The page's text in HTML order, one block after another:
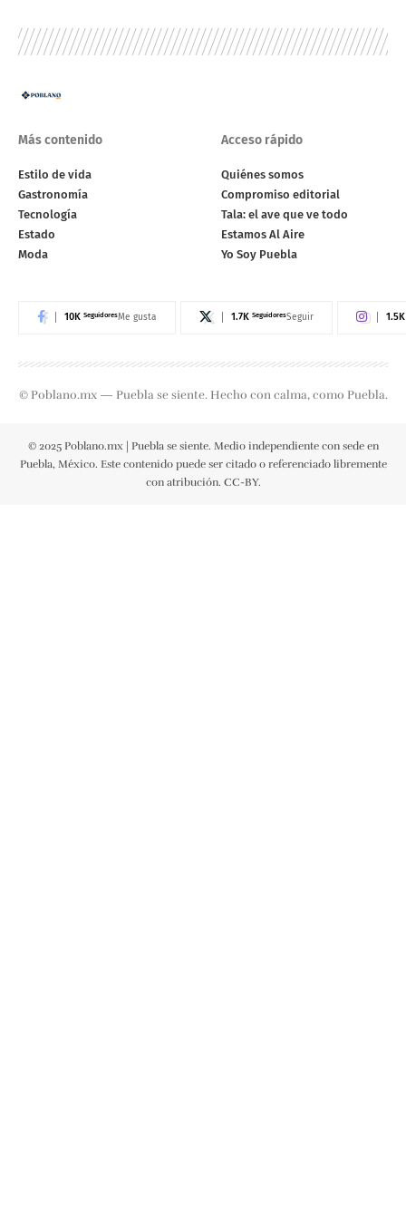
Más contenido
Estilo de vida
Gastronomía
Tecnología
Estado
Moda
Acceso rápido
Quiénes somos
Compromiso editorial
Tala: el ave que ve todo
Estamos Al Aire
Yo Soy Puebla
10K SeguidoresMe gusta 1.7K SeguidoresSeguir 1.5K
© Poblano.mx — Puebla se siente. Hecho con calma, como Puebla.
© 2025 Poblano.mx | Puebla se siente. Medio independiente con sede en
Puebla, México. Este contenido puede ser citado o referenciado libremente
con atribución. CC-BY.